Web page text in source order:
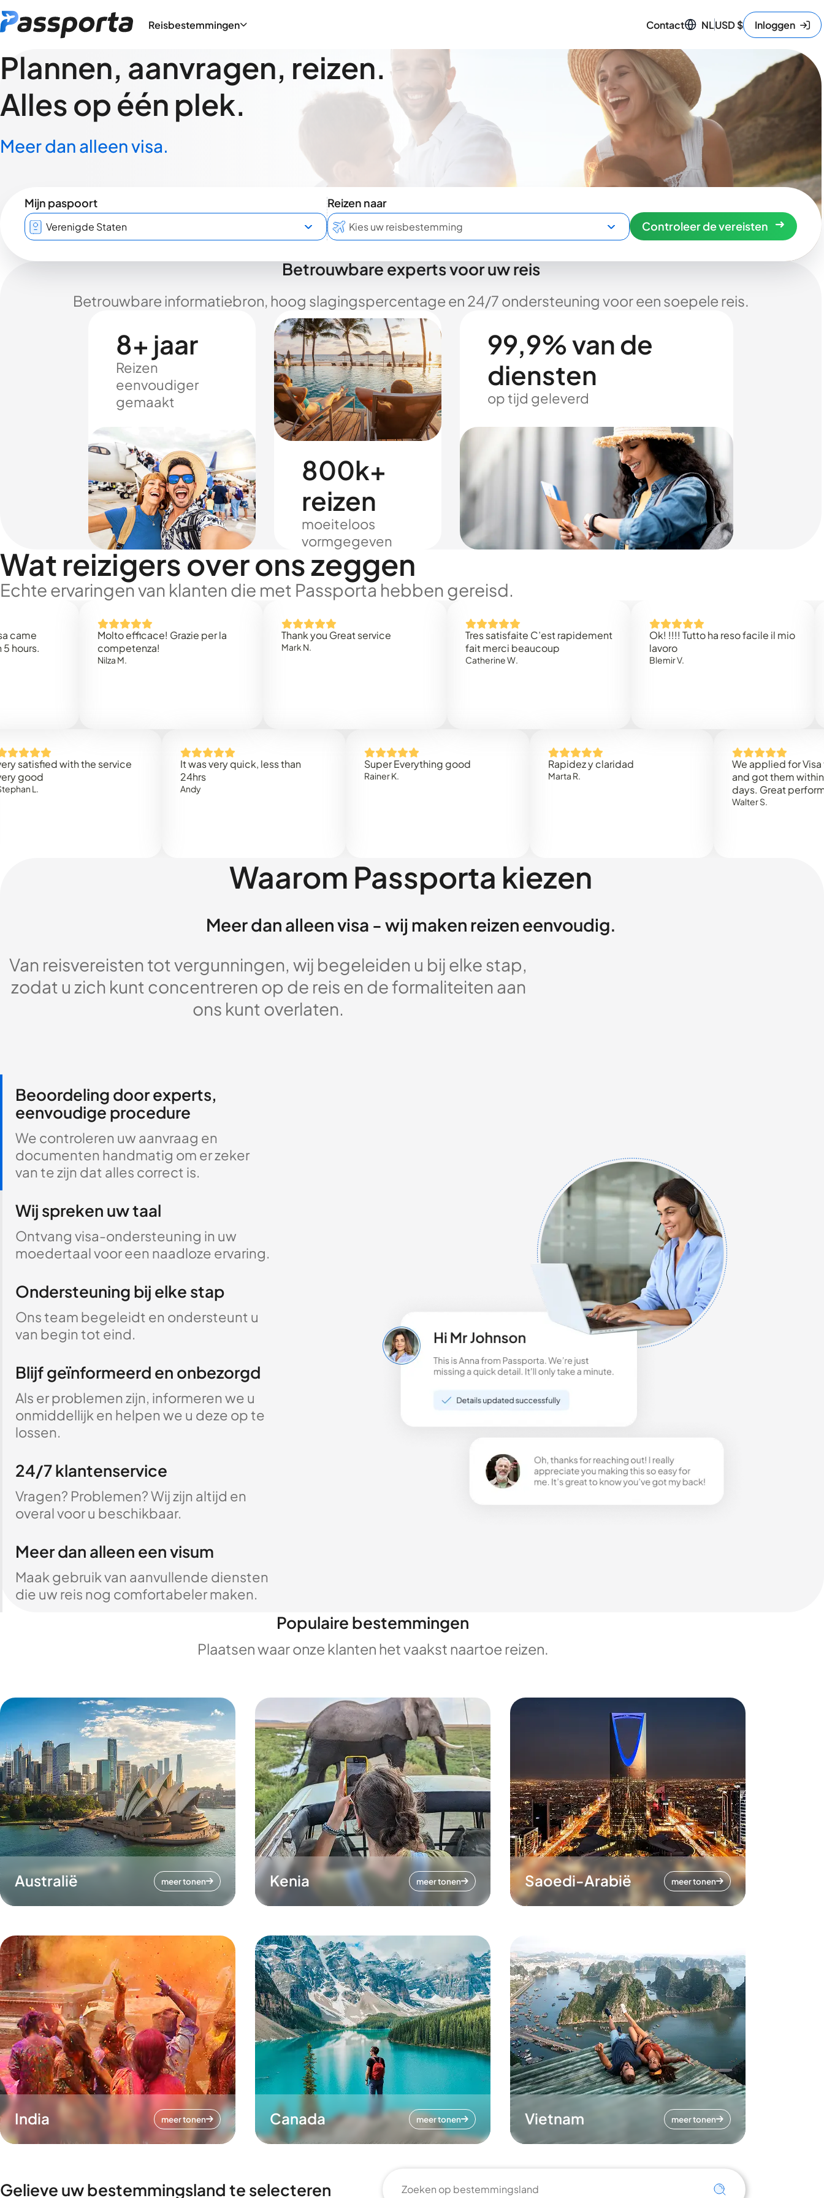
Reisbestemmingen Contact NLUSD$ Inloggen
Plannen, aanvragen, reizen.
Alles op één plek.
Meer dan alleen visa.
Mijn paspoort
Reizen naar
Controleer de vereisten
Betrouwbare experts voor uw reis
Betrouwbare informatiebron, hoog slagingspercentage en 24/7 ondersteuning voor een soepele reis.
8+ jaar
Reizen
eenvoudiger
gemaakt
800k+
reizen
moeiteloos
vormgegeven
99,9% van de
diensten
op tijd geleverd
Wat reizigers over ons zeggen
Echte ervaringen van klanten die met Passporta hebben gereisd.
Molto efficace! Grazie per la
competenza!
Thank you Great service
Tres satisfaite C’est rapidement
fait merci beaucoup
Catherine W.
Ok! !!!! Tutto ha reso facile il mio
with the service
It was very quick, less than
Super Everything good Rapidez y claridad
We applied for Visa to
and got them within 3
days. Great performance!
Walter S.
Waarom Passporta kiezen
Meer dan alleen visa - wij maken reizen eenvoudig.
Van reisvereisten tot vergunningen, wij begeleiden u bij elke stap,
zodat u zich kunt concentreren op de reis en de formaliteiten aan
ons kunt overlaten.
Beoordeling door experts,
eenvoudige procedure
We controleren uw aanvraag en
documenten handmatig om er zeker
van te zijn dat alles correct is.
Wij spreken uw taal
Ontvang visa-ondersteuning in uw
moedertaal voor een naadloze ervaring.
Ondersteuning bij elke stap
Ons team begeleidt en ondersteunt u
van begin tot eind.
Blijf geïnformeerd en onbezorgd
Als er problemen zijn, informeren we u
onmiddellijk en helpen we u deze op te
lossen.
24/7 klantenservice
Vragen? Problemen? Wij zijn altijd en
overal voor u beschikbaar.
Meer dan alleen een visum
Maak gebruik van aanvullende diensten
die uw reis nog comfortabeler maken.
Populaire bestemmingen
Plaatsen waar onze klanten het vaakst naartoe reizen.
Australië meer tonen Kenia meer tonen Saoedi-Arabië meer tonen
India meer tonen Canada meer tonen Vietnam meer tonen
Gelieve uw bestemmingsland te selecteren